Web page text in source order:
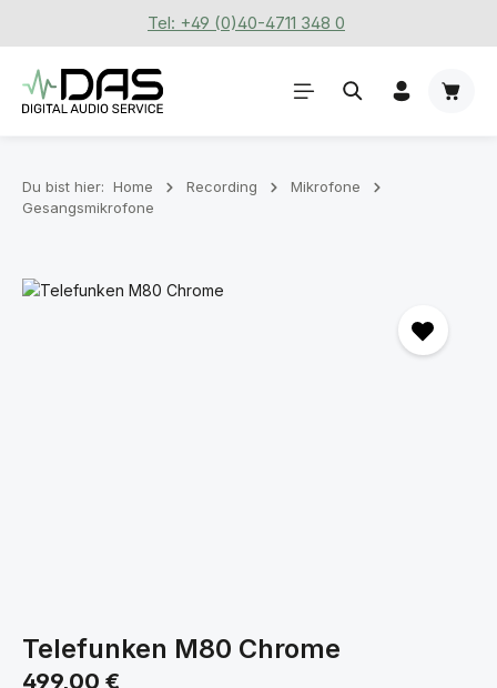
Zum Hauptinhalt springenTel: +49 (0)40-4711 348 0
Du bist hier: Home Recording
Mikrofone
Gesangsmikrofone
Bildergalerie überspringen
Telefunken M80 Chrome
Regulärer Preis:
499,00 €